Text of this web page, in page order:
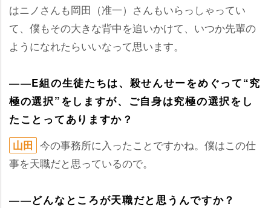
はニノさんも岡田（准一）さんもいらっしゃってい
て、僕もその大きな背中を追いかけて、いつか先輩の
ようになれたらいいなって思います。
――E組の生徒たちは、殺せんせーをめぐって“究
極の選択”をしますが、ご自身は究極の選択をし
たことってありますか？
山田 今の事務所に入ったことですかね。僕はこの仕
事を天職だと思っているので。
――どんなところが天職だと思うんですか？